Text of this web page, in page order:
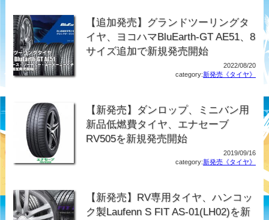
【追加発売】グランドツーリングタ
イヤ、ヨコハマBluEarth-GT AE51、8
サイズ追加で新規発売開始
2022/08/20
category:新発売《タイヤ》
【新発売】ダンロップ、ミニバン用
新品低燃費タイヤ、エナセーブ
RV505を新規発売開始
2019/09/16
category:新発売《タイヤ》
【新発売】RV専用タイヤ、ハンコッ
ク製Laufenn S FIT AS-01(LH02)を新